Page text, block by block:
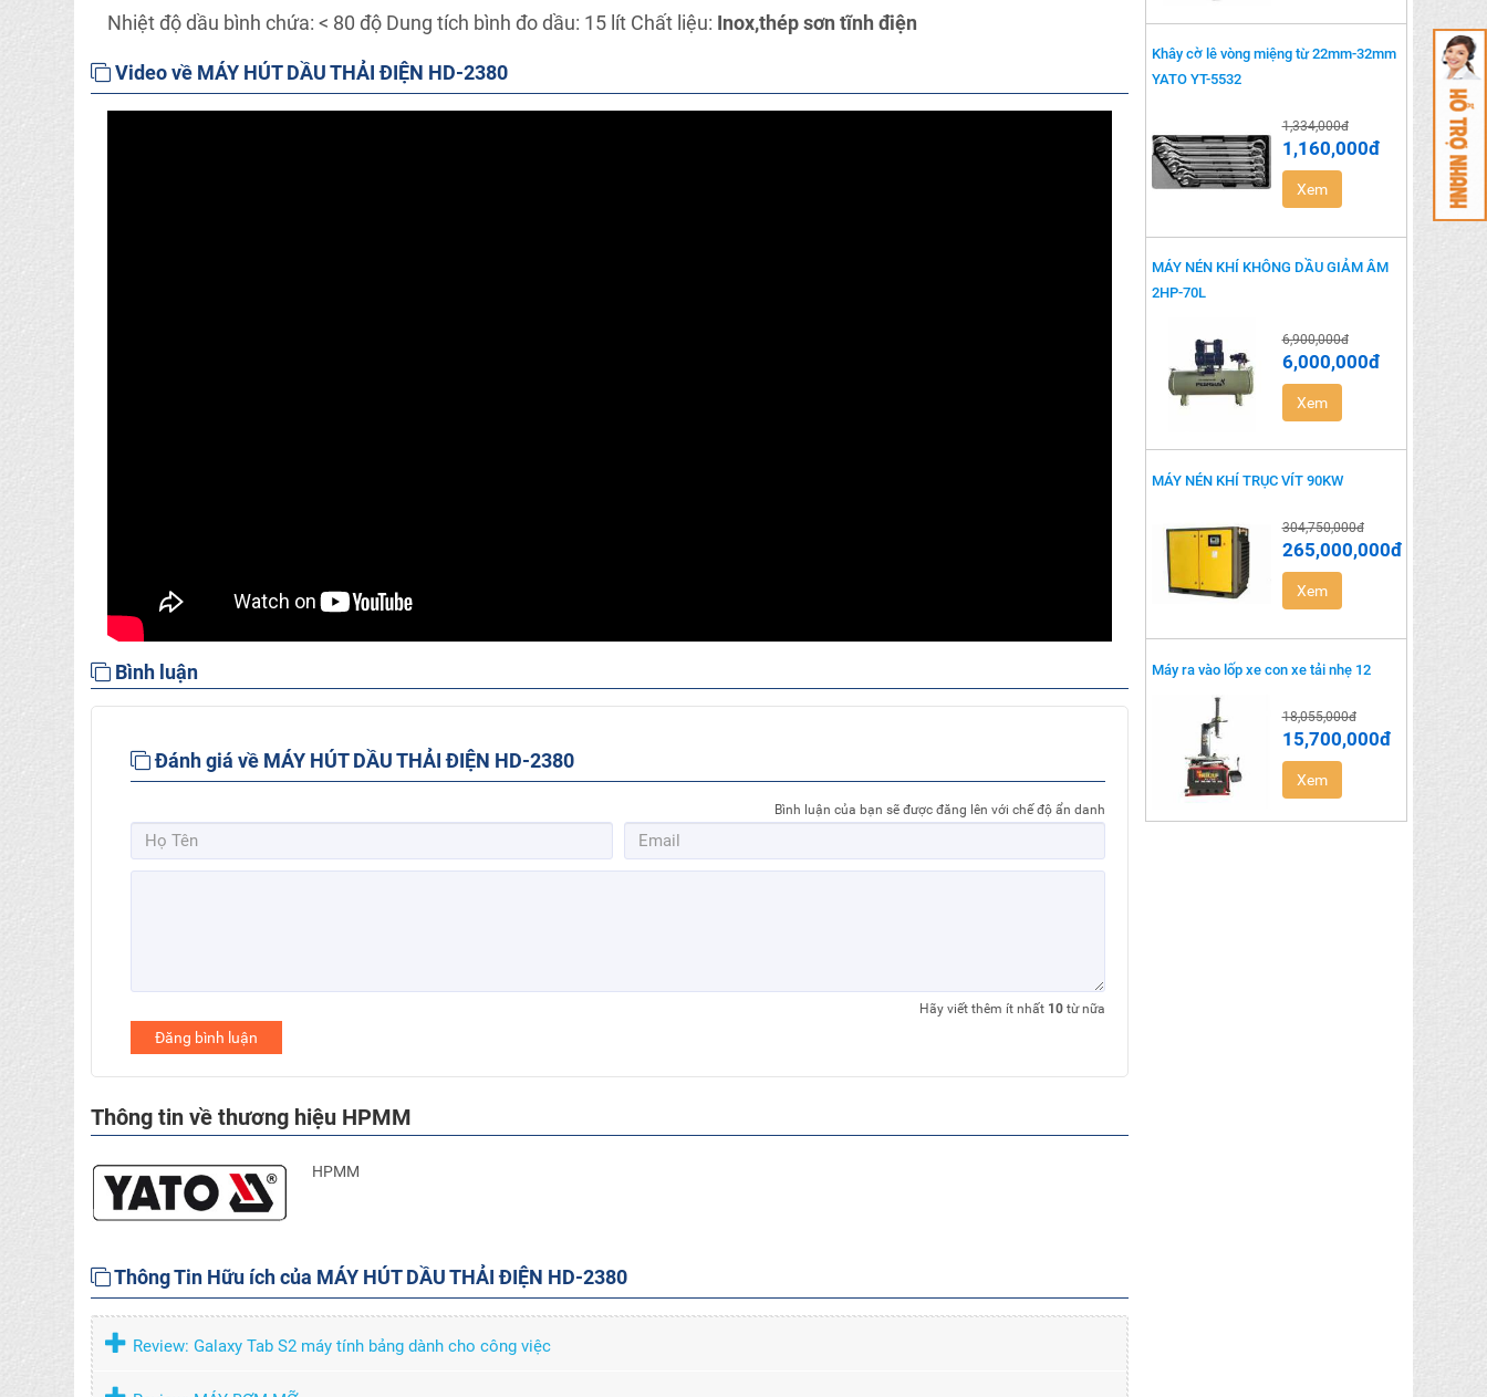
Nhiệt độ dầu bình chứa: < 80 độ Dung tích bình đo dầu: 15 lít Chất liệu: Inox,thép sơn tĩnh điện
Video về MÁY HÚT DẦU THẢI ĐIỆN HD-2380
Bình luận
Đánh giá về MÁY HÚT DẦU THẢI ĐIỆN HD-2380
Bình luận của bạn sẽ được đăng lên với chế độ ẩn danh
Hãy viết thêm ít nhất 10 từ nữa
Đăng bình luận
Thông tin về thương hiệu HPMM
HPMM
Thông Tin Hữu ích của MÁY HÚT DẦU THẢI ĐIỆN HD-2380
Review: Galaxy Tab S2 máy tính bảng dành cho công việc
khây cờ lê vòng miệng từ 22mm-32mm
YATO YT-5532
1,334,000đ
1,160,000đ
Xem
MÁY NÉN KHÍ KHÔNG DẦU GIẢM ÂM
2HP-70L
6,900,000đ
6,000,000đ
Xem
MÁY NÉN KHÍ TRỤC VÍT 90KW
304,750,000đ
265,000,000đ
Xem
Máy ra vào lốp xe con xe tải nhẹ 12
18,055,000đ
15,700,000đ
Xem